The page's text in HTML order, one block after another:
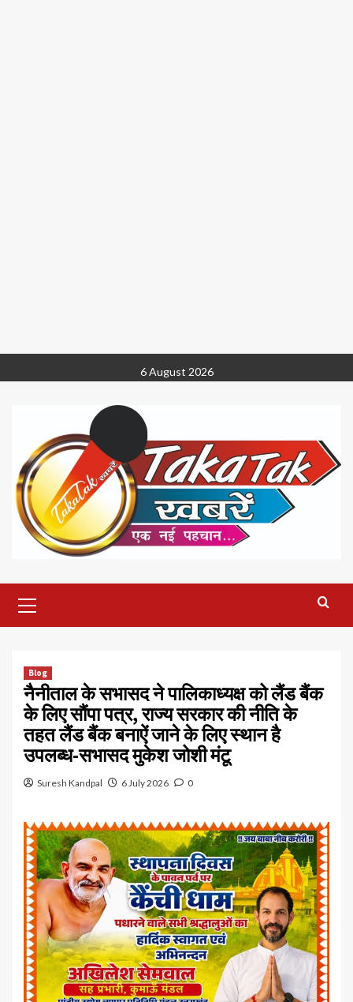
to
6 August 2026
Menu
Blog
नैनीताल के सभासद ने पालिकाध्यक्ष को लैंड बैंक
के लिए सौंपा पत्र, राज्य सरकार की नीति के
तहत लैंड बैंक बनाऐं जाने के लिए स्थान है
उपलब्ध-सभासद मुकेश जोशी मंटू
Suresh Kandpal 6 July 2026 0